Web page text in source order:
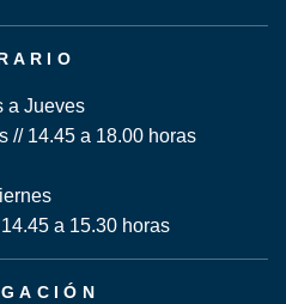
a Jueves
// 14.45 a 18.00 horas
a 15.30 horas